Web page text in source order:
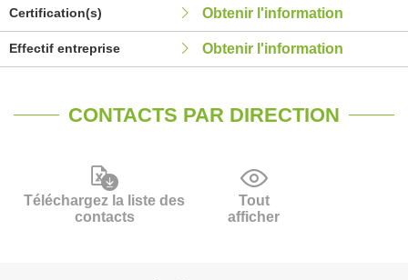
Certification(s) Obtenir l'information
Effectif entreprise Obtenir l'information
CONTACTS PAR DIRECTION
Téléchargez la liste des
contacts
Tout
afficher